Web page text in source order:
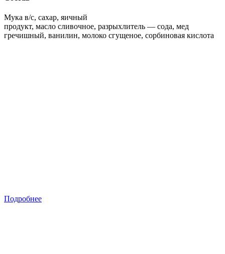
Мука в/с, сахар, яичный
продукт, масло сливочное, разрыхлитель — сода, мед
гречишный, ванилин, молоко сгущеное, сорбиновая кислота
Подробнее